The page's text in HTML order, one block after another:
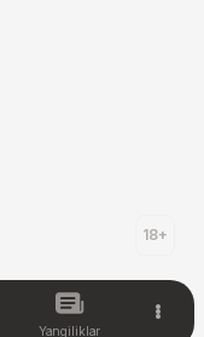
18+
Yangiliklar